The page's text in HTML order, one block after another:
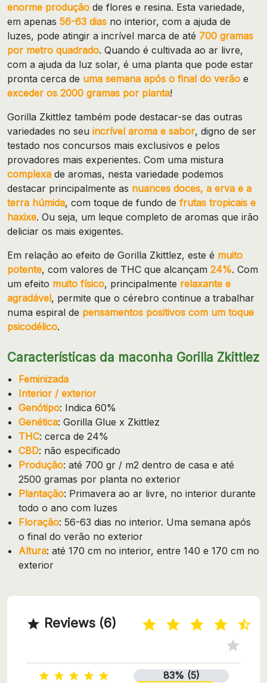
enorme produção de flores e resina. Esta variedade,
em apenas 56-63 dias no interior, com a ajuda de
luzes, pode atingir a incrível marca de até 700 gramas
por metro quadrado. Quando é cultivada ao ar livre,
com a ajuda da luz solar, é uma planta que pode estar
pronta cerca de uma semana após o final do verão e
exceder os 2000 gramas por planta!
Gorilla Zkittlez também pode destacar-se das outras
variedades no seu incrível aroma e sabor, digno de ser
testado nos concursos mais exclusivos e pelos
provadores mais experientes. Com uma mistura
complexa de aromas, nesta variedade podemos
destacar principalmente as nuances doces, a erva e a
terra húmida, com toque de fundo de frutas tropicais e
haxixe. Ou seja, um leque completo de aromas que irão
deliciar os mais exigentes.
Em relação ao efeito de Gorilla Zkittlez, este é muito
potente, com valores de THC que alcançam 24%. Com
um efeito muito físico, principalmente relaxante e
agradável, permite que o cérebro continue a trabalhar
numa espiral de pensamentos positivos com um toque
psicodélico.
Características da maconha Gorilla Zkittlez
Feminizada
Interior / exterior
Genótipo: Indica 60%
Genética: Gorilla Glue x Zkittlez
THC: cerca de 24%
CBD: não especificado
Produção: até 700 gr / m2 dentro de casa e até
2500 gramas por planta no exterior
Plantação: Primavera ao ar livre, no interior durante
todo o ano com luzes
Floração: 56-63 dias no interior. Uma semana após
o final do verão no exterior
Altura: até 170 cm no interior, entre 140 e 170 cm no
exterior
 Reviews (6)
    
83% (5)